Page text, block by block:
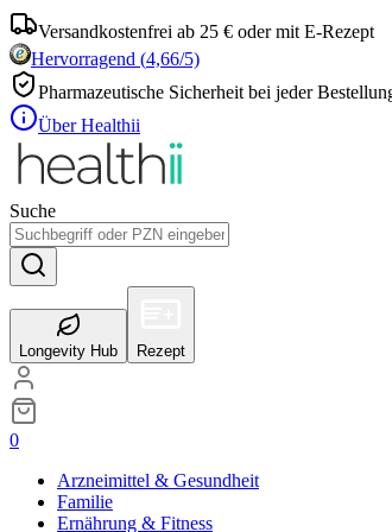
Versandkostenfrei ab 25 € oder mit E-Rezept
Hervorragend (4,66/5)
Pharmazeutische Sicherheit bei jeder
Über Healthii
Suche
Longevity Hub Rezept
0
Arzneimittel & Gesundheit
Familie
Ernährung & Fitness